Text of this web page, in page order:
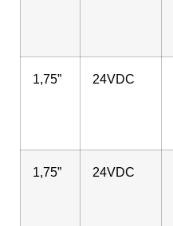
1,75” 24VDC
1,75” 24VDC